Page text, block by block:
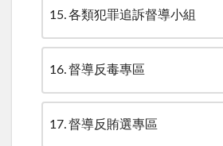
15 各類犯罪追訴督導小組
16 督導反毒專區
17 督導反賄選專區